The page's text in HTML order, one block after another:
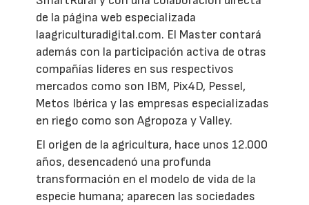
de la página web especializada
laagriculturadigital.com. El Master contará
además con la participación activa de otras
compañías líderes en sus respectivos
mercados como son IBM, Pix4D, Pessel,
Metos Ibérica y las empresas especializadas
en riego como son Agropoza y Valley.
El origen de la agricultura, hace unos 12.000
años, desencadenó una profunda
transformación en el modelo de vida de la
especie humana; aparecen las sociedades